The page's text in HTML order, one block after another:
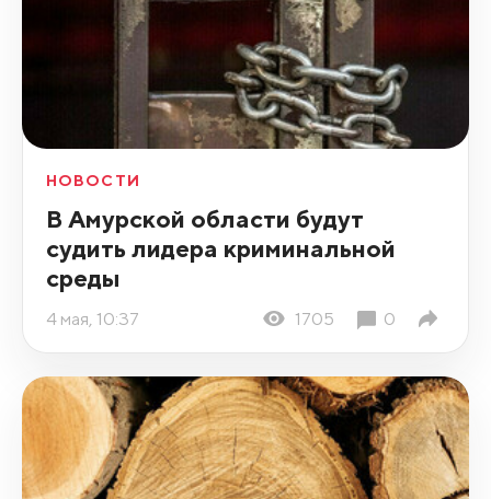
НОВОСТИ
В Амурской области будут
судить лидера криминальной
среды
4 мая, 10:37 1705 0